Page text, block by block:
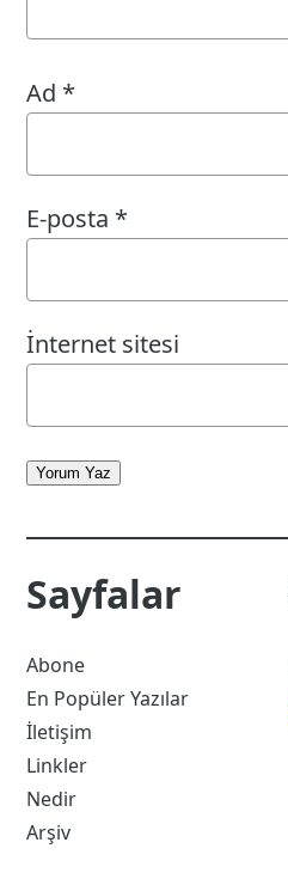
Ad *
E-posta *
İnternet sitesi
Yorum Yaz
Sayfalar
Abone
En Popüler Yazılar
İletişim
Linkler
Nedir
Arşiv